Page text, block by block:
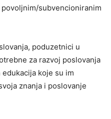
subvencioniranim
poduzetnici u
za razvoj poslovanja
koje su im
znanja i poslovanje